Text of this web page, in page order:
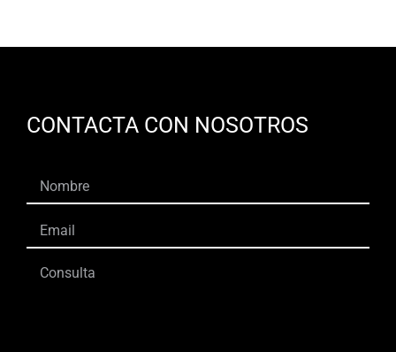
CONTACTA CON NOSOTROS